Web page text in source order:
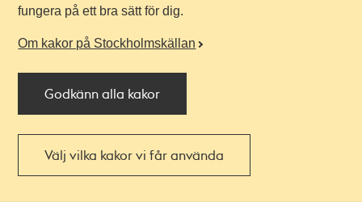
fungera på ett bra sätt för dig.
Om kakor på Stockholmskällan
Godkänn alla kakor
Välj vilka kakor vi får använda